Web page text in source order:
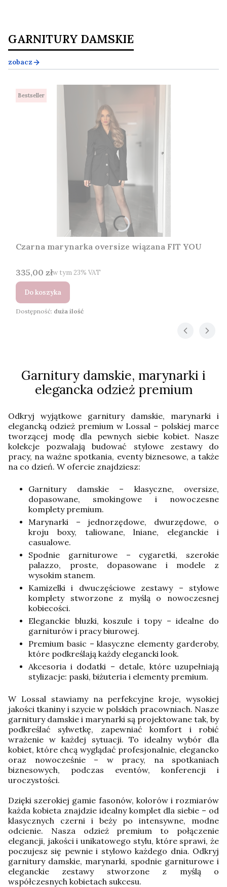
GARNITURY DAMSKIE
zobacz
Bestseller
Czarna marynarka oversize wiązana FIT YOU
Cena brutto
335,00 złw tym %s VAT
w tym 23% VAT
Do koszyka
Dostępność: duża ilość
Garnitury damskie, marynarki i
elegancka odzież premium
Odkryj wyjątkowe garnitury damskie, marynarki i
elegancką odzież premium w Lossal – polskiej marce
tworzącej modę dla pewnych siebie kobiet. Nasze
kolekcje pozwalają budować stylowe zestawy do
pracy, na ważne spotkania, eventy biznesowe, a także
na co dzień. W ofercie znajdziesz:
Garnitury damskie – klasyczne, oversize,
dopasowane, smokingowe i nowoczesne
komplety premium.
Marynarki – jednorzędowe, dwurzędowe, o
kroju boxy, taliowane, lniane, eleganckie i
casualowe.
Spodnie garniturowe – cygaretki, szerokie
palazzo, proste, dopasowane i modele z
wysokim stanem.
Kamizelki i dwuczęściowe zestawy – stylowe
komplety stworzone z myślą o nowoczesnej
kobiecości.
Eleganckie bluzki, koszule i topy – idealne do
garniturów i pracy biurowej.
Premium basic – klasyczne elementy garderoby,
które podkreślają każdy elegancki look.
Akcesoria i dodatki – detale, które uzupełniają
stylizacje: paski, biżuteria i elementy premium.
W Lossal stawiamy na perfekcyjne kroje, wysokiej
jakości tkaniny i szycie w polskich pracowniach. Nasze
garnitury damskie i marynarki są projektowane tak, by
podkreślać sylwetkę, zapewniać komfort i robić
wrażenie w każdej sytuacji. To idealny wybór dla
kobiet, które chcą wyglądać profesjonalnie, elegancko
oraz nowocześnie – w pracy, na spotkaniach
biznesowych, podczas eventów, konferencji i
uroczystości.
Dzięki szerokiej gamie fasonów, kolorów i rozmiarów
każda kobieta znajdzie idealny komplet dla siebie – od
klasycznych czerni i beży po intensywne, modne
odcienie. Nasza odzież premium to połączenie
elegancji, jakości i unikatowego stylu, które sprawi, że
poczujesz się pewnie i stylowo każdego dnia. Odkryj
garnitury damskie, marynarki, spodnie garniturowe i
eleganckie zestawy stworzone z myślą o
współczesnych kobietach sukcesu.